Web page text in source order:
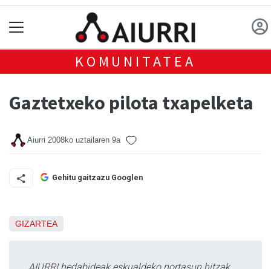
KOMUNITATEA
Gaztetxeko pilota txapelketa
Aiurri 2008ko uztailaren 9a
Gehitu gaitzazu Googlen
GIZARTEA
AIURRI hedabideak eskualdeko nortasun hitzak